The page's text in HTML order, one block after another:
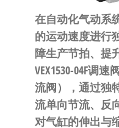
在自动化气动系
的运动速度进行
障生产节拍、提
VEX1530-04F调
流阀），通过独
流单向节流、反
对气缸的伸出与